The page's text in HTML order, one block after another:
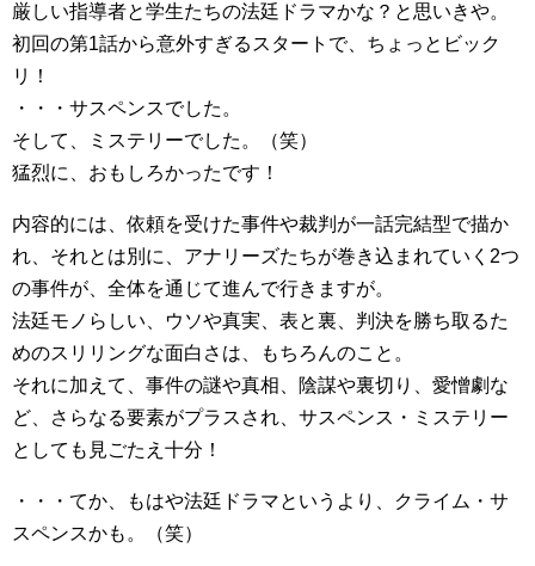
厳しい指導者と学生たちの法廷ドラマかな？と思いきや。
初回の第1話から意外すぎるスタートで、ちょっとビック
リ！
・・・サスペンスでした。
そして、ミステリーでした。（笑）
猛烈に、おもしろかったです！
内容的には、依頼を受けた事件や裁判が一話完結型で描か
れ、それとは別に、アナリーズたちが巻き込まれていく2つ
の事件が、全体を通じて進んで行きますが。
法廷モノらしい、ウソや真実、表と裏、判決を勝ち取るた
めのスリリングな面白さは、もちろんのこと。
それに加えて、事件の謎や真相、陰謀や裏切り、愛憎劇な
ど、さらなる要素がプラスされ、サスペンス・ミステリー
としても見ごたえ十分！
・・・てか、もはや法廷ドラマというより、クライム・サ
スペンスかも。（笑）